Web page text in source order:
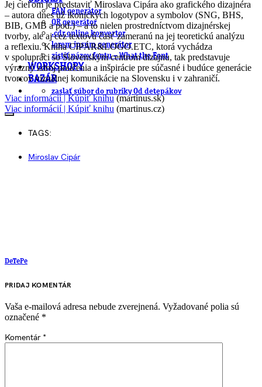
EAN generátor
QR generátor
.cdr online konvertor
lorem ipsum generátor
zistiť názov fontu – What the Font
WORKSHOPY
BAZÁR
zaslať súbor do rubriky Od detepákov
Jej cieľom je predstaviť Miroslava Cipára ako grafického dizajnéra
– autora dnes už ikonických logotypov a symbolov (SNG, BHS,
BIB, GMB a pod.) – a to nielen prostredníctvom dizajnérskej
tvorby, ale aj cez textovú časť zameranú na jej teoretickú analýzu
a reflexiu. Kniha CIPÁR&LOGO.ETC, ktorá vychádza
v spolupráci so Slovenským centrom dizajnu, tak predstavuje
výrazný zdroj poučenia a inšpirácie pre súčasné i budúce generácie
tvorcov vizuálnej komunikácie na Slovensku i v zahraničí.
Viac informácií | Kúpiť knihu(martinus.sk)
Viac informácií | Kúpiť knihu (martinus.cz)
TAGS:
Miroslav Cipár
DeTePe
PRIDAJ KOMENTÁR
Vaša e-mailová adresa nebude zverejnená. Vyžadované polia sú
označené *
Komentár *